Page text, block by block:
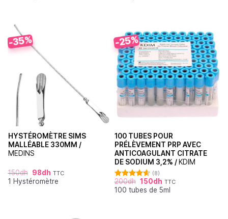
-35%
HYSTÉROMÈTRE SIMS
MALLÉABLE 330MM /
MEDINS
150dh 98dh TTC
1 Hystéromètre
-25%
100 TUBES POUR
PRÉLÈVEMENT PRP AVEC
ANTICOAGULANT CITRATE
DE SODIUM 3,2% / KDIM
Note4.63
sur 5
(8)
200dh 150dh TTC
100 tubes de 5ml